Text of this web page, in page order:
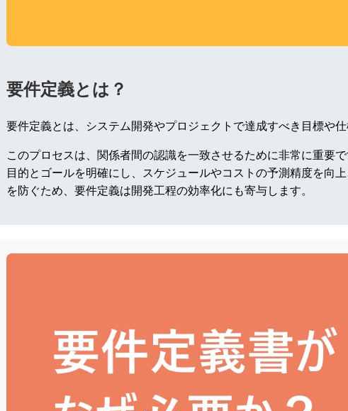
要件定義とは？
要件定義とは、システム開発やプロジェクトで達成すべき目標や
このプロセスは、関係者間の認識を一致させるために非常に重要
目的とゴールを明確にし、スケジュールやコストの予測精度を向
を防ぐため、要件定義は開発工程の効率化にも寄与します。